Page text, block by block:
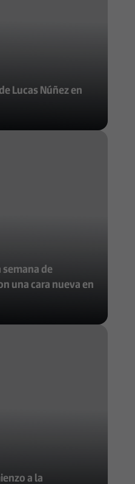
Lucas Núñez en
de
una cara nueva en
a la